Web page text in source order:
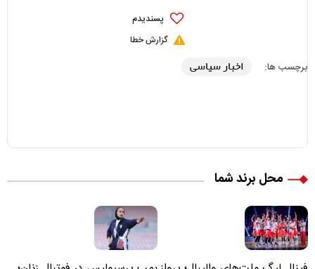
پسندیدم
گزارش خطا
برچسب ها: اخبار سیاسی
محل برند شما